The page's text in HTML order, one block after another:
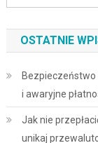
OSTATNIE
i awaryjne
Jak nie
unikaj